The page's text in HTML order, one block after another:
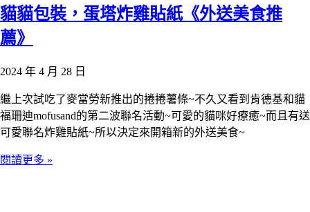
貓貓包裝，蛋塔炸雞貼紙《外送美食推
薦》
2024 年 4 月 28 日
繼上次試吃了麥當勞新推出的捲捲薯條~不久又看到肯德基和貓
福珊迪mofusand的第二波聯名活動~可愛的貓咪好療癒~而且有送
可愛聯名炸雞貼紙~所以決定來開箱新的外送美食~
閱讀更多 »